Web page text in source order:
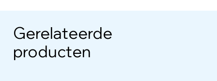
Gerelateerde
producten